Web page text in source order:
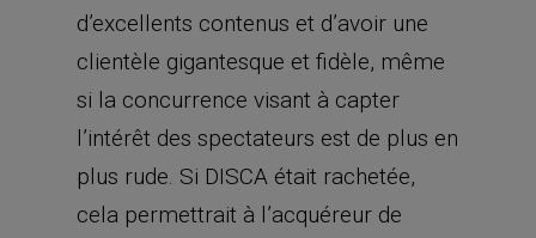
d’excellents contenus et d’avoir une
clientèle gigantesque et fidèle, même
si la concurrence visant à capter
l’intérêt des spectateurs est de plus en
plus rude. Si DISCA était rachetée,
cela permettrait à l’acquéreur de